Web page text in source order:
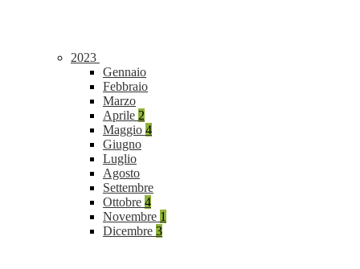
2023
Gennaio
Febbraio
Marzo
Aprile 2
Maggio 4
Giugno
Luglio
Agosto
Settembre
Ottobre 4
Novembre 1
Dicembre 3